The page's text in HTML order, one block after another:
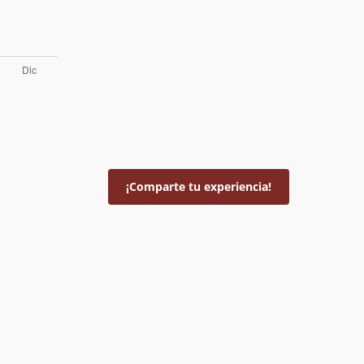
¡Comparte tu experiencia!